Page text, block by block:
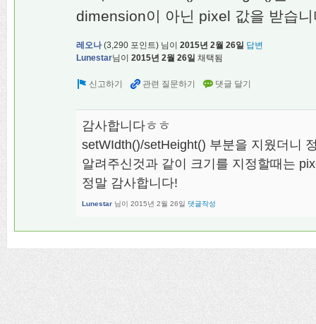
dimension이 아닌 pixel 값을 받습
레오나 (3,290 포인트) 님이 2015년 2월 26일 답변
Lunestar님이 2015년 2월 26일 채택됨
감사합니다ㅎㅎ
setWIdth()/setHeight() 부분을 지웠더니
알려주신것과 같이 크기를 지정할때는
정말 감사합니다!
Lunestar 님이 2015년 2월 26일 댓글작성